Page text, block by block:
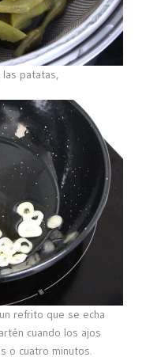
las patatas,
refrito que se echa
cuando los ajos
o cuatro minutos.